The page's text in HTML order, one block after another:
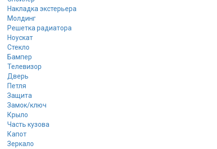
Накладка экстерьера
Молдинг
Решетка радиатора
Ноускат
Стекло
Бампер
Телевизор
Дверь
Петля
Защита
Замок/ключ
Крыло
Часть кузова
Капот
Зеркало